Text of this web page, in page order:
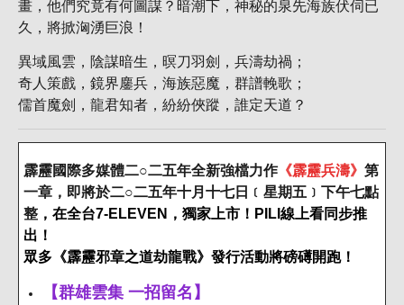
畫，他們究竟有何圖謀？暗潮下，神秘的泉先海族伏伺已
久，將掀洶湧巨浪！
異域風雲，陰謀暗生，暝刀羽劍，兵濤劫禍；
奇人策戲，鏡界鏖兵，海族惡魔，群譜輓歌；
儒首魔劍，龍君知者，紛紛俠蹤，誰定天道？
霹靂國際多媒體二○二五年全新強檔力作《霹靂兵濤》 第
一章，即將於二○二五年十月十七日﹝星期五﹞下午七點
整 ，在全台7-ELEVEN，獨家上市！PILI線上看同步推
出！
眾多《霹靂邪章之道劫龍戰》發行活動將磅礡開跑！
【群雄雲集 一招留名】